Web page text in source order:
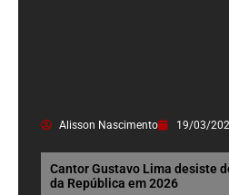
Alisson Nascimento 19/03/
Cantor Gustavo Lima desiste
da República em 2026